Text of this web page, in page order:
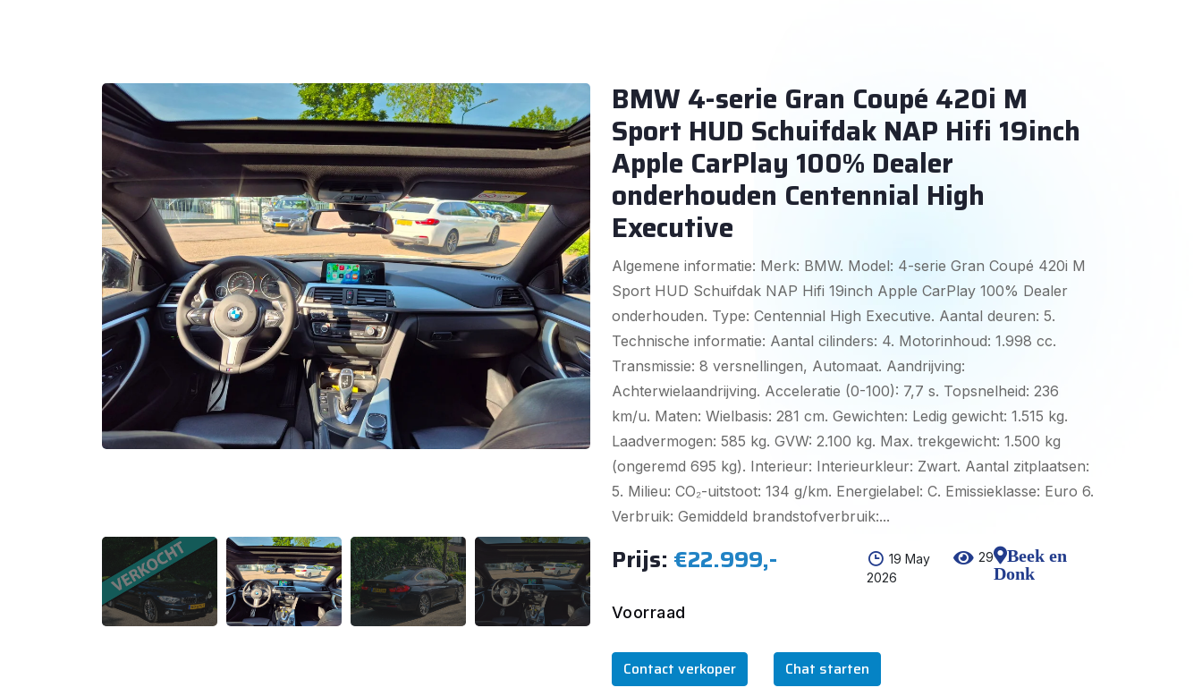
BMW 4-serie Gran Coupé 420i M
Sport HUD Schuifdak NAP Hifi 19inch
Apple CarPlay 100% Dealer
onderhouden Centennial High
Executive
Algemene informatie: Merk: BMW. Model: 4-serie Gran Coupé 420i M
Sport HUD Schuifdak NAP Hifi 19inch Apple CarPlay 100% Dealer
onderhouden. Type: Centennial High Executive. Aantal deuren: 5.
Technische informatie: Aantal cilinders: 4. Motorinhoud: 1.998 cc.
Transmissie: 8 versnellingen, Automaat. Aandrijving:
Achterwielaandrijving. Acceleratie (0-100): 7,7 s. Topsnelheid: 236
km/u. Maten: Wielbasis: 281 cm. Gewichten: Ledig gewicht: 1.515 kg.
Laadvermogen: 585 kg. GVW: 2.100 kg. Max. trekgewicht: 1.500 kg
(ongeremd 695 kg). Interieur: Interieurkleur: Zwart. Aantal zitplaatsen:
5. Milieu: CO₂-uitstoot: 134 g/km. Energielabel: C. Emissieklasse: Euro 6.
Verbruik: Gemiddeld brandstofverbruik:...
Prijs: €22.999,-
19 May
2026
29
Beek en
Donk
Voorraad
Contact verkoper Chat starten